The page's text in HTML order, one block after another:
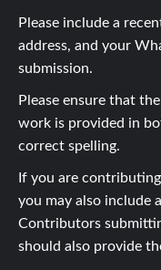
Please include a
address, and your
submission.
Please ensure that
work is provided in
correct spelling.
If you are
you may also include
Contributors
should also provide